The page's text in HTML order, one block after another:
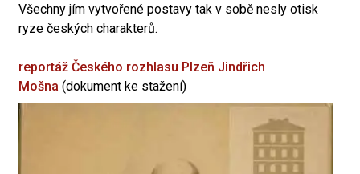
Všechny jím vytvořené postavy tak v sobě nesly otisk
ryze českých charakterů.
reportáž Českého rozhlasu Plzeň Jindřich
Mošna (dokument ke stažení)